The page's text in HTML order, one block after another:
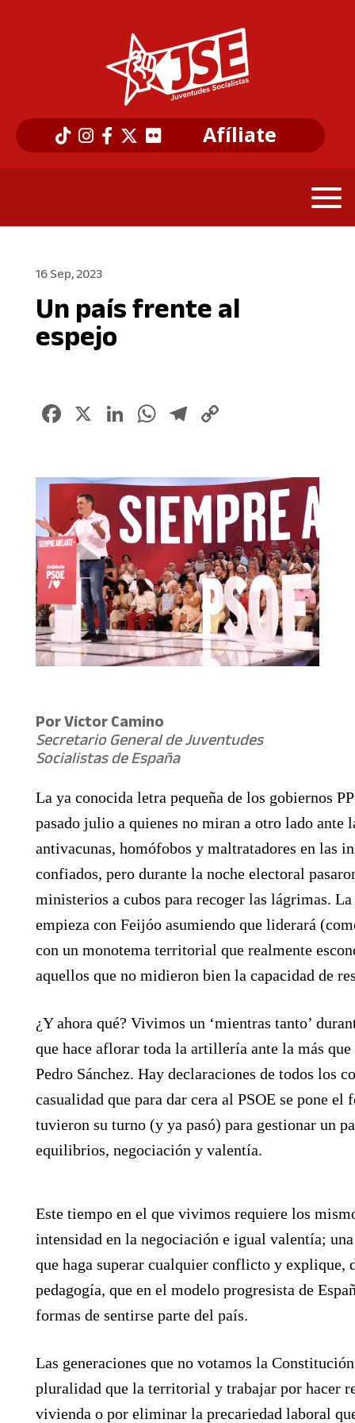
Afíliate
16 Sep, 2023
Un país frente al
espejo
Facebook
X LinkedIn
WhatsApp
Telegram
PorVíctor Camino
Secretario General de Juventudes
Socialistas de España
La ya conocida letra pequeña de los gobiernos
pasado julio a quienes no miran a otro lado ante
antivacunas, homófobos y maltratadores en las
confiados, pero durante la noche electoral
ministerios a cubos para recoger las lágrimas.
empieza con Feijóo asumiendo que liderará
con un monotema territorial que realmente
aquellos que no midieron bien la capacidad de
¿Y ahora qué? Vivimos un ‘mientras tanto’
que hace aflorar toda la artillería ante la más
Pedro Sánchez. Hay declaraciones de todos los
casualidad que para dar cera al PSOE se pone el
tuvieron su turno (y ya pasó) para gestionar un
equilibrios, negociación y valentía.
Este tiempo en el que vivimos requiere los
intensidad en la negociación e igual valentía;
que haga superar cualquier conflicto y explique,
pedagogía, que en el modelo progresista de
formas de sentirse parte del país.
Las generaciones que no votamos la
pluralidad que la territorial y trabajar por hacer
vivienda o por eliminar la precariedad laboral